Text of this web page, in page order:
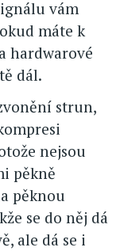
vám
máte k
hardwarové
dál.
strun,
nejsou
pěkně
pěknou
se do něj dá
ale dá se i